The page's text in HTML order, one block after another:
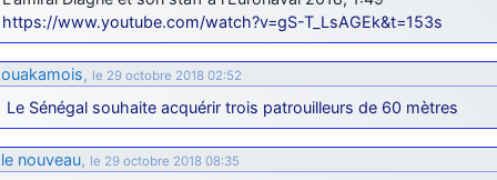
d9pouces: cette fois, c'est le Brésil et Singapour qui mettent le site
par terre
jericho: Ah ben je peux te confirmer que j'étais resté dans le filtre…
manifestement
https://www.youtube.com/watch?v=gS-T_LsAGEk&t=153s
ouakamois, le 29 octobre 2018 02:52
Le Sénégal souhaite acquérir trois patrouilleurs de 60 mètres
le nouveau, le 29 octobre 2018 08:35